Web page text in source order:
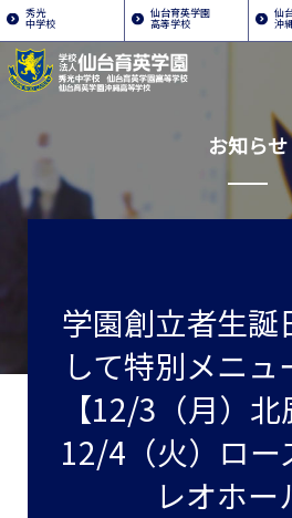
秀光
中学校
仙台育英学園
高等学校
仙
沖
お知らせ
学園創立者生誕
して特別メニュ
【12/3（月）北
12/4（火）ロー
レオホー